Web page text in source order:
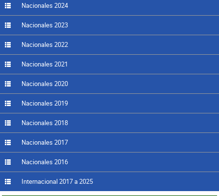
Nacionales 2024
Nacionales 2023
Nacionales 2022
Nacionales 2021
Nacionales 2020
Nacionales 2019
Nacionales 2018
Nacionales 2017
Nacionales 2016
Internacional 2017 a 2025